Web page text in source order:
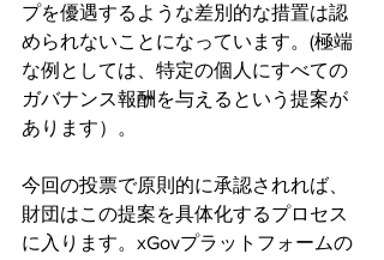
プを優遇するような差別的な措置は認
められないことになっています。(極端
な例としては、特定の個人にすべての
ガバナンス報酬を与えるという提案が
あります）。
今回の投票で原則的に承認されれば、
財団はこの提案を具体化するプロセス
に入ります。xGovプラットフォームの